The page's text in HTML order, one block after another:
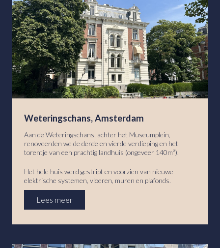
Weteringschans, Amsterdam
Aan de Weteringschans, achter het Museumplein,
renoveerden we de derde en vierde verdieping en het
torentje van een prachtig landhuis (ongeveer 140m²).
Het hele huis werd gestript en voorzien van nieuwe
elektrische systemen, vloeren, muren en plafonds.
Lees meer